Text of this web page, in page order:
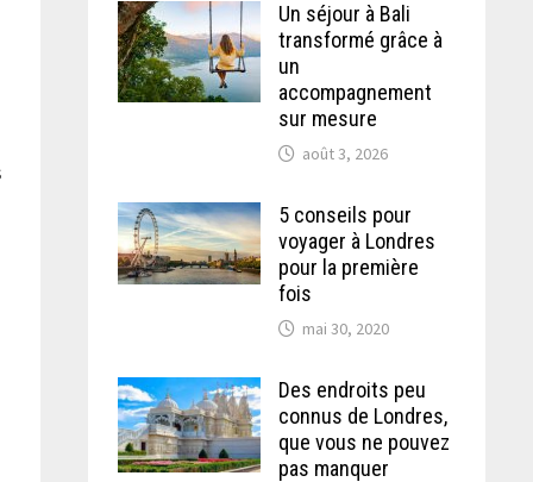
Un séjour à Bali
transformé grâce à
un
accompagnement
sur mesure
août 3, 2026
5 conseils pour
voyager à Londres
pour la première
fois
mai 30, 2020
Des endroits peu
connus de Londres,
que vous ne pouvez
pas manquer